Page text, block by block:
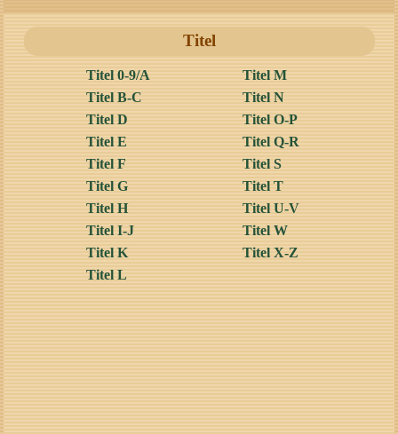
Titel
Titel 0-9/A
Titel B-C
Titel D
Titel E
Titel F
Titel G
Titel H
Titel I-J
Titel K
Titel L
Titel M
Titel N
Titel O-P
Titel Q-R
Titel S
Titel T
Titel U-V
Titel W
Titel X-Z